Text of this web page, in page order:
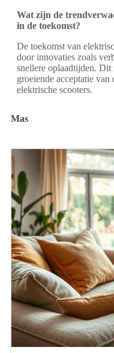
Wat zijn de
in de toekomst?
De toekomst van
door innovaties zoals
snellere oplaadtijden. Dit
groeiende acceptatie
elektrische scooters.
Mas